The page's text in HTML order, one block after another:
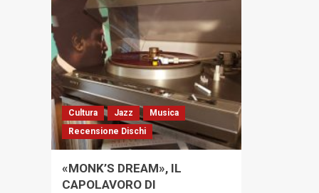
di
Keith
Jarrett
/
Gary
Peacock
/
Jack
Dejohnette,
una
jazz
che
Cultura Jazz
Musica
Recensione Dischi
«MONK’S DREAM», IL
CAPOLAVORO DI